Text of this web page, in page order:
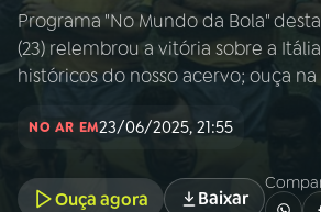
AO VIVO
Programa "No Mundo da Bola"
(23) relembrou a vitória sobre a
históricos do nosso acervo; ouça
NO AR EM23/06/2025, 21:55
Ouça agora Baixar